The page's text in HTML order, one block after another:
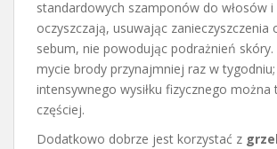
standardowych szamponów do włosów i
oczyszczają, usuwając zanieczyszczenia
sebum, nie powodując podrażnień skóry.
mycie brody przynajmniej raz w
intensywnego wysiłku fizycznego
częściej.
Dodatkowo dobrze jest korzystać z